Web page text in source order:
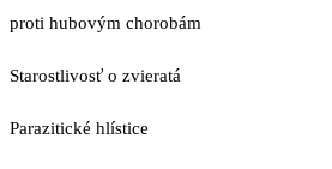
proti hubovým chorobám
Starostlivosť o zvieratá
Parazitické hlístice